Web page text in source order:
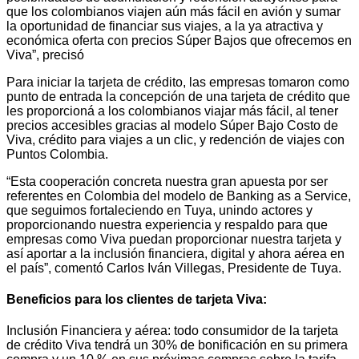
que los colombianos viajen aún más fácil en avión y sumar
la oportunidad de financiar sus viajes, a la ya atractiva y
económica oferta con precios Súper Bajos que ofrecemos en
Viva”, precisó
Para iniciar la tarjeta de crédito, las empresas tomaron como
punto de entrada la concepción de una tarjeta de crédito que
les proporcioná a los colombianos viajar más fácil, al tener
precios accesibles gracias al modelo Súper Bajo Costo de
Viva, crédito para viajes a un clic, y redención de viajes con
Puntos Colombia.
“Esta cooperación concreta nuestra gran apuesta por ser
referentes en Colombia del modelo de Banking as a Service,
que seguimos fortaleciendo en Tuya, unindo actores y
proporcionando nuestra experiencia y respaldo para que
empresas como Viva puedan proporcionar nuestra tarjeta y
así aportar a la inclusión financiera, digital y ahora aérea en
el país”, comentó Carlos Iván Villegas, Presidente de Tuya.
Beneficios para los clientes de tarjeta Viva:
Inclusión Financiera y aérea: todo consumidor de la tarjeta
de crédito Viva tendrá un 30% de bonificación en su primera